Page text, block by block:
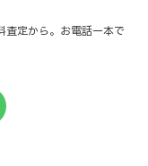
査定から。お電話一本で